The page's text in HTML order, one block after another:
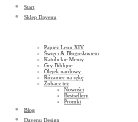
God
Start
Sklep Dayenu
Papież Leon XIV
Święci & Błogosławieni
Katolickie Memy
Gry Biblijne
Olejek nardowy
Różaniec na rękę
Zobacz też
Nowości
Bestsellery
Promki
Blog
Dayenu Design